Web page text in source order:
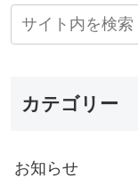
カテゴリー
お知らせ